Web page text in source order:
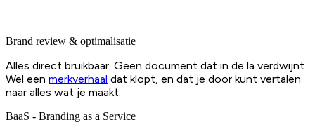
Brand review & optimalisatie
Alles direct bruikbaar. Geen document dat in de la verdwijnt.
Wel een merkverhaal dat klopt, en dat je door kunt vertalen
naar alles wat je maakt.
BaaS - Branding as a Service